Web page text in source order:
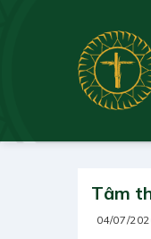
Tâm
04/07/